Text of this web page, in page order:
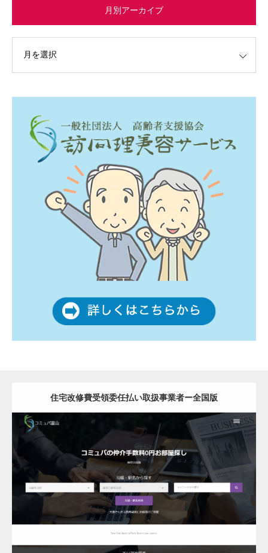
月別アーカイブ
住宅改修費受領委任払い取扱事業者ー全国版
更新日： 2023.07.16
住宅改修費受領委任払い取扱事業者
詳細 検索サイト